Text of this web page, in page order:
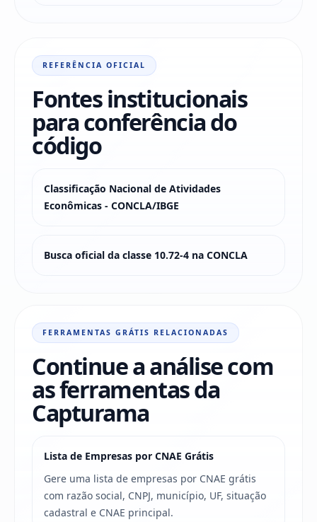
REFERÊNCIA OFICIAL
Fontes institucionais
para conferência do
código
Classificação Nacional de Atividades
Econômicas - CONCLA/IBGE
Busca oficial da classe 10.72-4 na CONCLA
FERRAMENTAS GRÁTIS RELACIONADAS
Continue a análise com
as ferramentas da
Capturama
Lista de Empresas por CNAE Grátis
Gere uma lista de empresas por CNAE grátis
com razão social, CNPJ, município, UF, situação
cadastral e CNAE principal.